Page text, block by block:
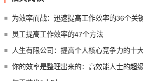
为效率而战：迅速提高工作效率的36个关
员工提高工作效率的47个方法
人生有限公司：提高个人核心竞争力的十
你的效率是整理出来的：高效能人士的超